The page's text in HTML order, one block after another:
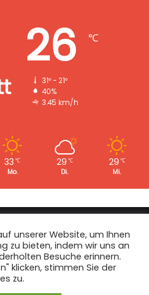
26 ℃
31º - 21º
40%
3.45 km/h
33 ℃
Mo.
29 ℃
Di.
29 ℃
Mi.
Live.de
| Alle Rechte vorbehalten.
|Kontakt|Impressum
X
unserer Website, um Ihnen
zu bieten, indem wir uns an
Besuche erinnern.
klicken, stimmen Sie der
zu.